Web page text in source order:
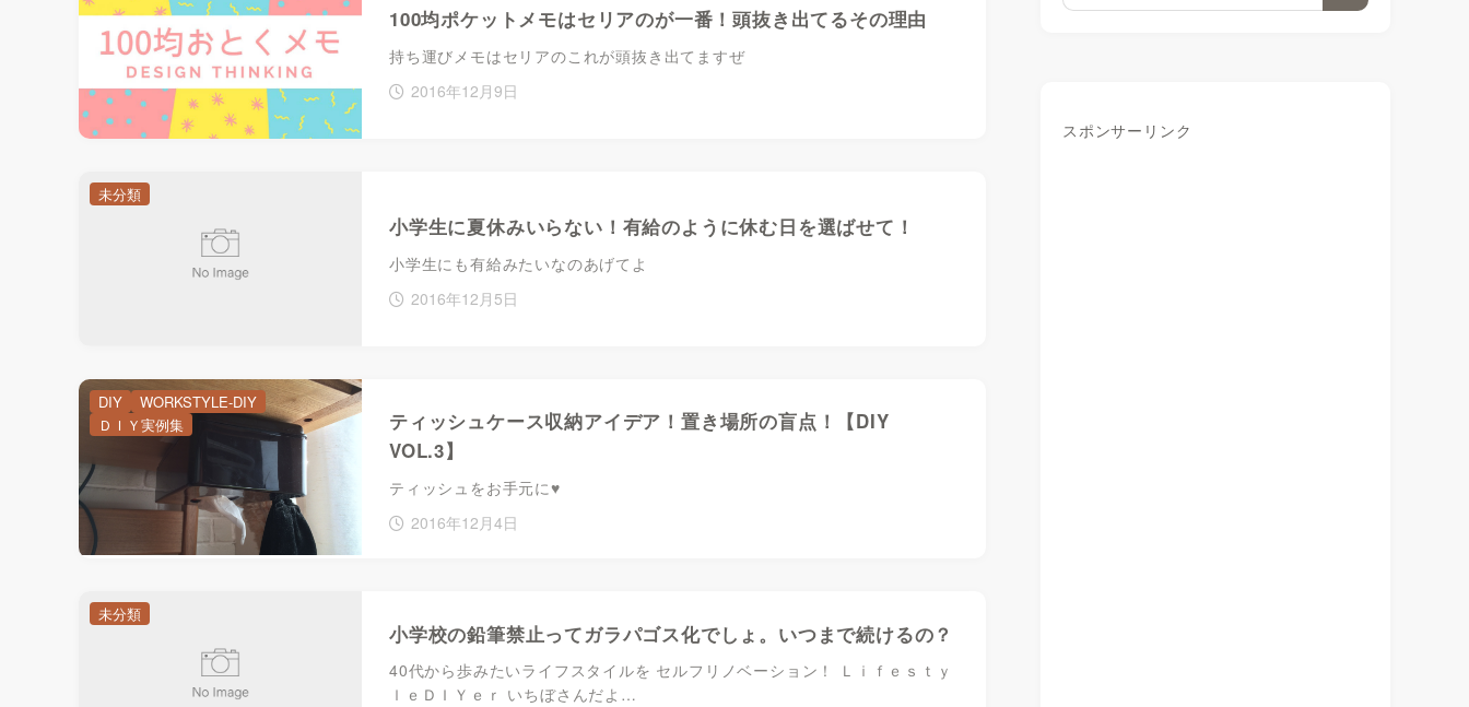
100均ポケットメモはセリアのが一番！頭抜き出てるその理由
持ち運びメモはセリアのこれが頭抜き出てますぜ
2016年12月9日
小学生に夏休みいらない！有給のように休む日を選ばせて！
小学生にも有給みたいなのあげてよ
2016年12月5日
未分類
ティッシュケース収納アイデア！置き場所の盲点！【DIY
VOL.3】
ティッシュをお手元に♥
2016年12月4日
DIY
WORKSTYLE-DIY
ＤＩＹ実例集
小学校の鉛筆禁止ってガラパゴス化でしょ。いつまで続けるの？
40代から歩みたいライフスタイルを セルフリノベーション！ Ｌｉｆｅｓｔｙ
ｌｅＤＩＹｅｒ いちぼさんだよ…
未分類
スポンサーリンク